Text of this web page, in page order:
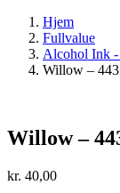
Hjem
Fullvalue
Alcohol Ink -
Willow – 443
Willow –
kr. 40,00